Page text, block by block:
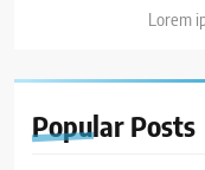
Lorem
Popular Posts